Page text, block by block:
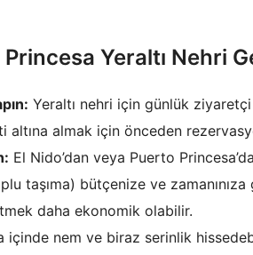
Yeraltı Nehri
Yeraltı nehri için günlük ziyaretçi
altına almak için önceden
El Nido’dan veya Puerto
taşıma) bütçenize ve
daha ekonomik olabilir.
içinde nem ve biraz serinlik